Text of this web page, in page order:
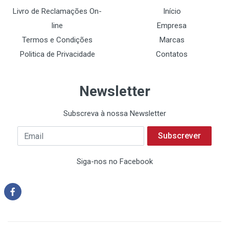
Livro de Reclamações On-
line
Termos e Condições
Politica de Privacidade
Início
Empresa
Marcas
Contatos
Newsletter
Subscreva à nossa Newsletter
Subscrever
Siga-nos no Facebook